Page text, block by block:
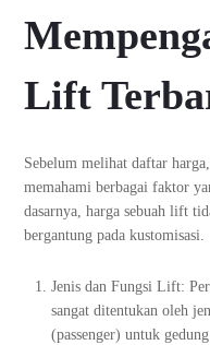
Lift
Sebelum melihat daftar
memahami berbagai faktor
dasarnya, harga sebuah lift
bergantung pada kustomisasi.
Jenis dan Fungsi Lift:
sangat ditentukan oleh
(passenger) untuk